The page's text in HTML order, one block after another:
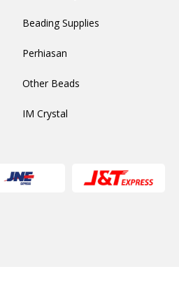
Beading Supplies
Perhiasan
Other Beads
IM Crystal